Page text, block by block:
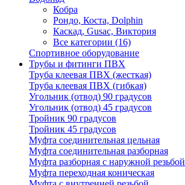
Кобра
Рондо, Коста, Dolphin
Каскад, Gusac, Виктория
Все категории (16)
Спортивное оборудование
Трубы и фитинги ПВХ
Труба клеевая ПВХ (жесткая)
Труба клеевая ПВХ (гибкая)
Угольник (отвод) 90 градусов
Угольник (отвод) 45 градусов
Тройник 90 градусов
Тройник 45 градусов
Муфта соединительная цельная
Муфта соединительная разборная
Муфта разборная с наружной резьбой
Муфта переходная коническая